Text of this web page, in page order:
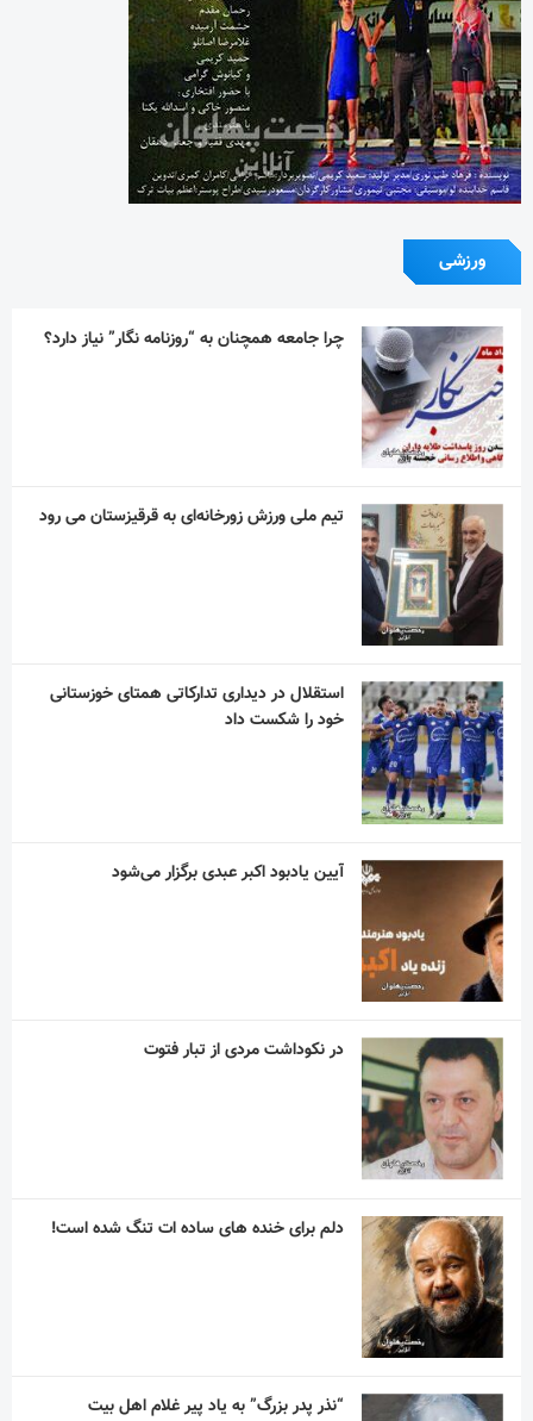
ورزشی
چرا جامعه همچنان به “روزنامه نگار” نیاز دارد؟
تیم ملی ورزش زورخانه‌ای به قرقیزستان می رود
استقلال در دیداری تدارکاتی همتای خوزستانی
خود را شکست داد
آیین یادبود اکبر عبدی برگزار می‌شود
در نکوداشت مردی از تبار فتوت
دلم برای خنده های ساده ات تنگ شده است!
“نذر پدر بزرگ” به یاد پیر غلام اهل بیت